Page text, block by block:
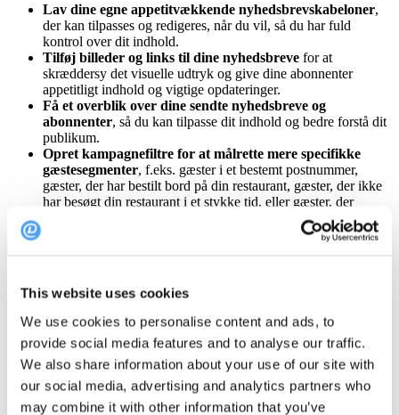
This website uses cookies
We use cookies to personalise content and ads, to
provide social media features and to analyse our traffic.
We also share information about your use of our site with
our social media, advertising and analytics partners who
may combine it with other information that you’ve
Lav dine egne appetitvækkende nyhedsbrevskabeloner,
der kan tilpasses og redigeres, når du vil, så du har fuld
kontrol over dit indhold.
Tilføj billeder og links til dine nyhedsbreve for at
skræddersy det visuelle udtryk og give dine abonnenter
appetitligt indhold og vigtige opdateringer.
Få et overblik over dine sendte nyhedsbreve og
abonnenter, så du kan tilpasse dit indhold og bedre forstå dit
publikum.
Opret kampagnefiltre for at målrette mere specifikke
gæstesegmenter, f.eks. gæster i et bestemt postnummer,
gæster, der har bestilt bord på din restaurant, gæster, der ikke
har besøgt din restaurant i et stykke tid, eller gæster, der
Gæsterne kan tilmelde sig fra
Med vores nyhedsbrevssystem kan gæsterne tilmelde sig din
restaurants nyhedsbrev direkte fra bookingflowet. Gæster, der
tilmelder sig, vil automatisk blive tilføjet til din mailingliste.
Det giver mange fordele at sende nyhedsbreve direkte fra din